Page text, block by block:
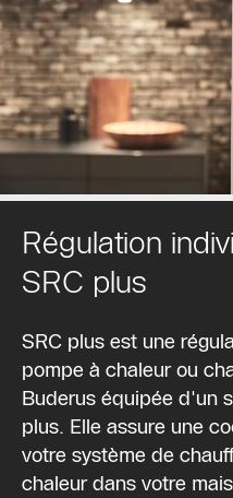
Régulation
SRC plus
SRC plus est une
pompe à chaleur ou
Buderus équipée d'un
plus. Elle assure une
votre système de
chaleur dans votre